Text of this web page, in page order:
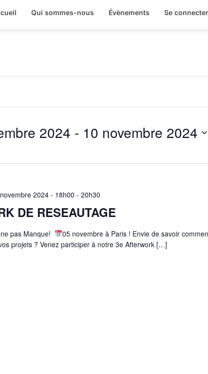
Qui sommes-nous Évènements Se connecter
2024 - 10 novembre 2024
2024 - 18h00 - 20h30
DE RESEAUTAGE
pas Manque!
05 novembre à Paris ! Envie de savoir
projets ? Venez participer à notre 3e Afterwork […]